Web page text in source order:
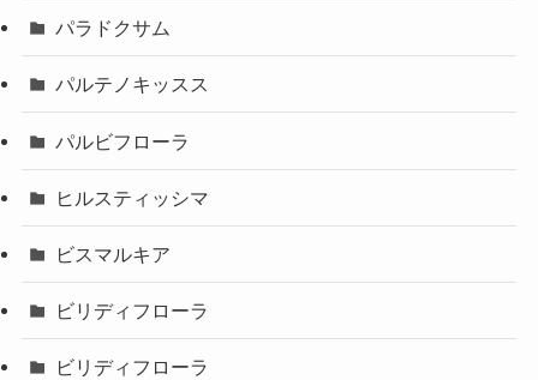
パラドクサム
パルテノキッスス
パルビフローラ
ヒルスティッシマ
ビスマルキア
ビリディフローラ
ビリディフローラ